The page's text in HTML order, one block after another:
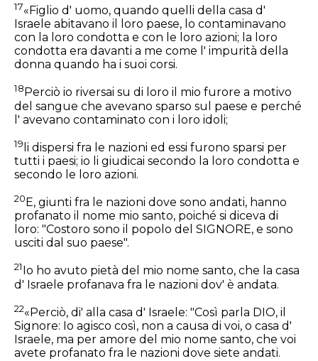
17«Figlio d' uomo, quando quelli della casa d'
Israele abitavano il loro paese, lo contaminavano
con la loro condotta e con le loro azioni; la loro
condotta era davanti a me come l' impurità della
donna quando ha i suoi corsi.
18 Perciò io riversai su di loro il mio furore a motivo
del sangue che avevano sparso sul paese e perché
l' avevano contaminato con i loro idoli;
19 li dispersi fra le nazioni ed essi furono sparsi per
tutti i paesi; io li giudicai secondo la loro condotta e
secondo le loro azioni.
20 E, giunti fra le nazioni dove sono andati, hanno
profanato il nome mio santo, poiché si diceva di
loro: "Costoro sono il popolo del SIGNORE, e sono
usciti dal suo paese".
21 Io ho avuto pietà del mio nome santo, che la casa
d' Israele profanava fra le nazioni dov' è andata.
22«Perciò, di' alla casa d' Israele: "Così parla DIO, il
Signore: Io agisco così, non a causa di voi, o casa d'
Israele, ma per amore del mio nome santo, che voi
avete profanato fra le nazioni dove siete andati.